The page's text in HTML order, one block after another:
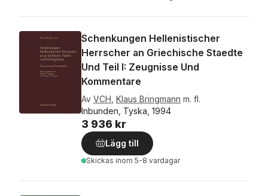
Schenkungen Hellenistischer
Herrscher an Griechische Staedte
Und Teil I: Zeugnisse Und
Kommentare
Av VCH Klaus Bringmann m. fl.
Inbunden, Tyska, 1994
3 936 kr
Lägg till
Skickas inom 5-8 vardagar